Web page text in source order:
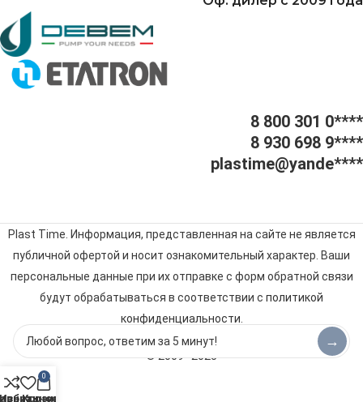
8 800 301 0****
8 930 698 9****
plastime@yande****
Plast Time. Информация, представленная на сайте не является
публичной офертой и носит ознакомительный характер. Ваши
персональные данные при их отправке с форм обратной связи
будут обрабатываться в соответствии с политикой
конфиденциальности
© 2009–2025
→
0
Корзина